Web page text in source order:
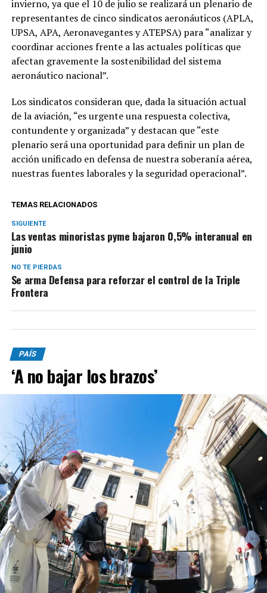
invierno, ya que el 10 de julio se realizará un plenario de
representantes de cinco sindicatos aeronáuticos (APLA,
UPSA, APA, Aeronavegantes y ATEPSA) para “analizar y
coordinar acciones frente a las actuales políticas que
afectan gravemente la sostenibilidad del sistema
aeronáutico nacional”.
Los sindicatos consideran que, dada la situación actual
de la aviación, “es urgente una respuesta colectiva,
contundente y organizada” y destacan que “este
plenario será una oportunidad para definir un plan de
acción unificado en defensa de nuestra soberanía aérea,
nuestras fuentes laborales y la seguridad operacional”.
TEMAS RELACIONADOS
SIGUIENTE
Las ventas minoristas pyme bajaron 0,5% interanual en
junio
NO TE PIERDAS
Se arma Defensa para reforzar el control de la Triple
Frontera
PAÍS
‘A no bajar los brazos’